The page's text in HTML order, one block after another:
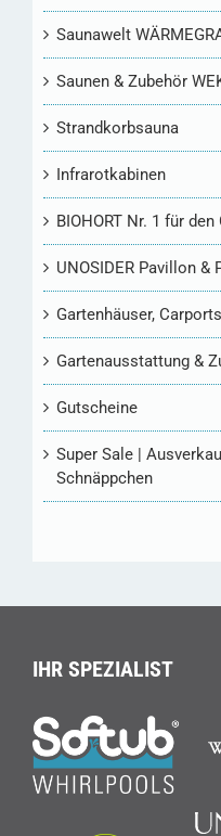
Saunawelt
Saunen & Zubehör
Strandkorbsauna
Infrarotkabinen
BIOHORT Nr. 1 für den
UNOSIDER Pavillon &
Gartenhäuser,
Gartenausstattung &
Gutscheine
Super Sale |
Schnäppchen
IHR SPEZIALIST